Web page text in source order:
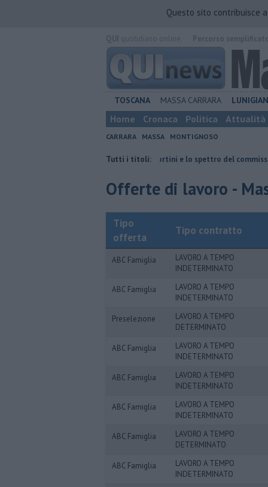
Questo sito contribuisce
TOSCANA MASSA CARRARA
Home Cronaca Politica Attualità
CARRARA MASSA MONTIGNOSO
Tutti i titoli:
Retiambiente, il dopo Fortini e lo spettro del commissariamento
Offerte di lavoro -
Tipo
offerta
Tipo contratto
ABC Famiglia
LAVORO A TEMPO
INDETERMINATO
ABC Famiglia
LAVORO A TEMPO
INDETERMINATO
Preselezione
LAVORO A TEMPO
DETERMINATO
ABC Famiglia
LAVORO A TEMPO
INDETERMINATO
ABC Famiglia
LAVORO A TEMPO
INDETERMINATO
ABC Famiglia
LAVORO A TEMPO
INDETERMINATO
ABC Famiglia
LAVORO A TEMPO
DETERMINATO
ABC Famiglia
LAVORO A TEMPO
INDETERMINATO